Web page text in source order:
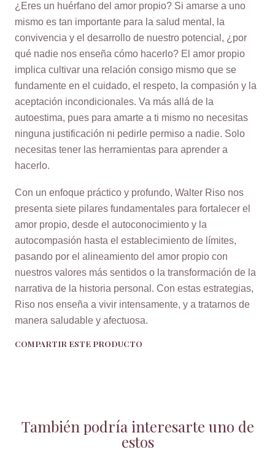
¿Eres un huérfano del amor propio? Si amarse a uno
mismo es tan importante para la salud mental, la
convivencia y el desarrollo de nuestro potencial, ¿por
qué nadie nos enseña cómo hacerlo? El amor propio
implica cultivar una relación consigo mismo que se
fundamente en el cuidado, el respeto, la compasión y la
aceptación incondicionales. Va más allá de la
autoestima, pues para amarte a ti mismo no necesitas
ninguna justificación ni pedirle permiso a nadie. Solo
necesitas tener las herramientas para aprender a
hacerlo.
Con un enfoque práctico y profundo, Walter Riso nos
presenta siete pilares fundamentales para fortalecer el
amor propio, desde el autoconocimiento y la
autocompasión hasta el establecimiento de límites,
pasando por el alineamiento del amor propio con
nuestros valores más sentidos o la transformación de la
narrativa de la historia personal. Con estas estrategias,
Riso nos enseña a vivir intensamente, y a tratarnos de
manera saludable y afectuosa.
COMPARTIR ESTE PRODUCTO
También podría interesarte uno de
estos